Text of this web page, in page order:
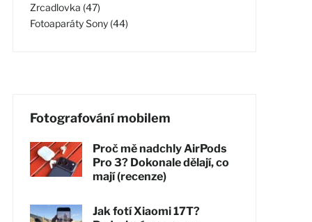
Zrcadlovka (47)
Fotoaparáty Sony (44)
Fotografování mobilem
Proč mě nadchly AirPods
Pro 3? Dokonale dělají, co
mají (recenze)
Jak fotí Xiaomi 17T?